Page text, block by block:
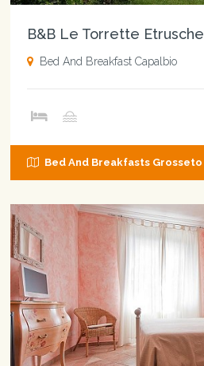
B&B Le Torrette Etrusche
Bed And Breakfast Capalbio
Bed And Breakfasts Grosseto